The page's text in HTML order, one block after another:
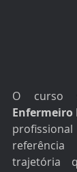
Enfermeiro
trajetória